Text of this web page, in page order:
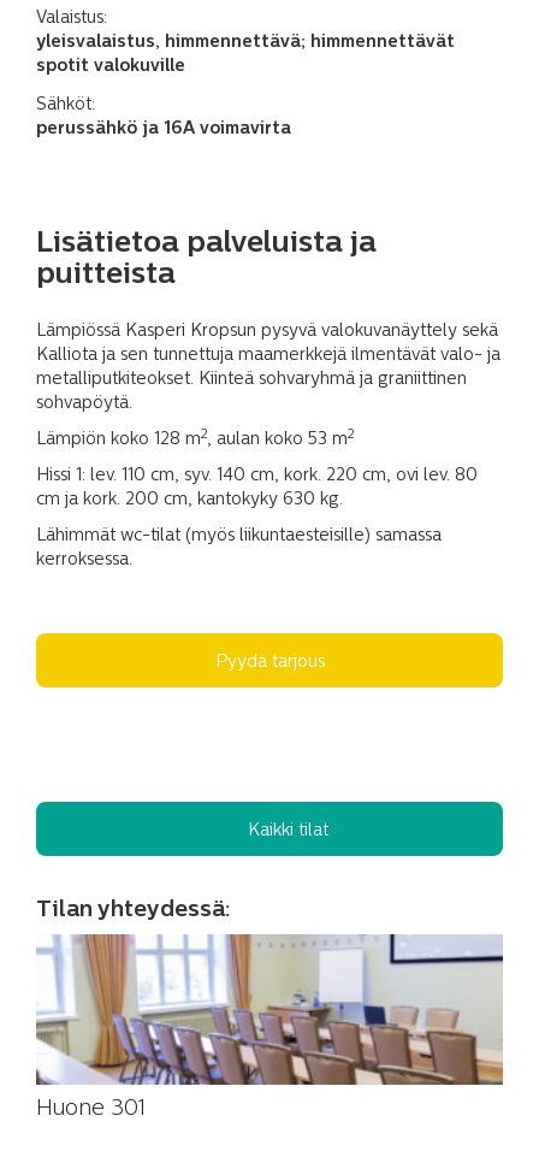
Valaistus:
yleisvalaistus, himmennettävä; himmennettävät
spotit valokuville
Sähköt:
perussähkö ja 16A voimavirta
Lisätietoa palveluista ja
puitteista
Lämpiössä Kasperi Kropsun pysyvä valokuvanäyttely sekä
Kalliota ja sen tunnettuja maamerkkejä ilmentävät valo- ja
metalliputkiteokset. Kiinteä sohvaryhmä ja graniittinen
sohvapöytä.
Lämpiön koko 128 m2, aulan koko 53 m2
Hissi 1: lev. 110 cm, syv. 140 cm, kork. 220 cm, ovi lev. 80
cm ja kork. 200 cm, kantokyky 630 kg.
Lähimmät wc-tilat (myös liikuntaesteisille) samassa
kerroksessa.
Pyydä tarjous
Kaikki tilat
Tilan yhteydessä:
Huone 301